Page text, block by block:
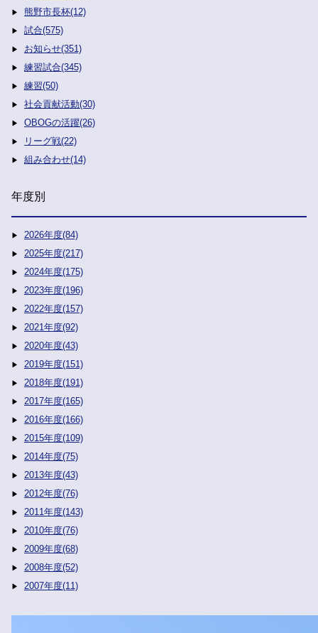
熊野市長杯(12)
試合(575)
お知らせ(351)
練習試合(345)
練習(50)
社会貢献活動(30)
OBOGの活躍(26)
リーグ戦(22)
組み合わせ(14)
年度別
2026年度(84)
2025年度(217)
2024年度(175)
2023年度(196)
2022年度(157)
2021年度(92)
2020年度(43)
2019年度(151)
2018年度(191)
2017年度(165)
2016年度(166)
2015年度(109)
2014年度(75)
2013年度(43)
2012年度(76)
2011年度(143)
2010年度(76)
2009年度(68)
2008年度(52)
2007年度(11)